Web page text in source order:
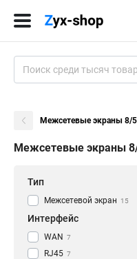
Межсетевые экраны 8/
Межсетевые экраны
Тип
Межсетевой экран 15
Интерфейс
WAN 7
RJ45 7